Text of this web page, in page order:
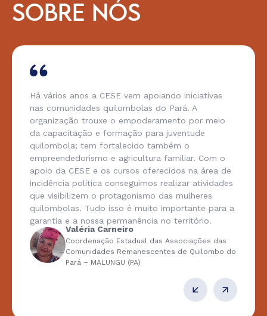
SOBRE NÓS
Há vários anos a CESE vem apoiando iniciativas
nas comunidades quilombolas do Pará. A
organização trouxe o empoderamento por meio
da capacitação e formação para juventude
quilombola; tem fortalecido também o
empreendedorismo e agricultura familiar. Com o
apoio da CESE e os cursos oferecidos na área de
incidência política conseguimos realizar atividades
que visibilizem o protagonismo das mulheres
quilombolas. Tudo isso é muito importante para a
garantia e a nossa permanência no território.
Valéria Carneiro
Coordenação Estadual das Associações das
Comunidades Remanescentes de Quilombo do
Pará – MALUNGU (PA)